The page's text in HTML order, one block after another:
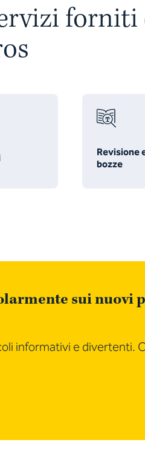
forniti
Revisione
bozze
sui nuovi
informativi e divertenti.